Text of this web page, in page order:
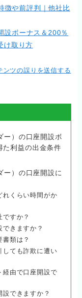
徴や前評判｜他社比
設ボーナス＆200％
け取り方
ンツの誤りを送信する
）の口座開設ボ
た利益の出金条件
）の口座開設に
くらい時間がか
すか？
きますか？
類は？
ても詐欺に遭い
由で口座開設で
できますか？